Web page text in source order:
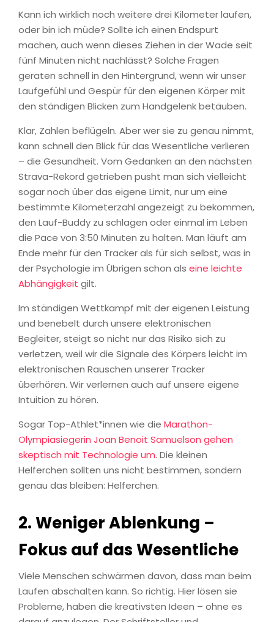
Kann ich wirklich noch weitere drei Kilometer laufen,
oder bin ich müde? Sollte ich einen Endspurt
machen, auch wenn dieses Ziehen in der Wade seit
fünf Minuten nicht nachlässt? Solche Fragen
geraten schnell in den Hintergrund, wenn wir unser
Laufgefühl und Gespür für den eigenen Körper mit
den ständigen Blicken zum Handgelenk betäuben.
Klar, Zahlen beflügeln. Aber wer sie zu genau nimmt,
kann schnell den Blick für das Wesentliche verlieren
– die Gesundheit. Vom Gedanken an den nächsten
Strava-Rekord getrieben pusht man sich vielleicht
sogar noch über das eigene Limit, nur um eine
bestimmte Kilometerzahl angezeigt zu bekommen,
den Lauf-Buddy zu schlagen oder einmal im Leben
die Pace von 3:50 Minuten zu halten. Man läuft am
Ende mehr für den Tracker als für sich selbst, was in
der Psychologie im Übrigen schon als eine leichte
Abhängigkeit gilt.
Im ständigen Wettkampf mit der eigenen Leistung
und benebelt durch unsere elektronischen
Begleiter, steigt so nicht nur das Risiko sich zu
verletzen, weil wir die Signale des Körpers leicht im
elektronischen Rauschen unserer Tracker
überhören. Wir verlernen auch auf unsere eigene
Intuition zu hören.
Sogar Top-Athlet*innen wie die Marathon-
Olympiasiegerin Joan Benoit Samuelson gehen
skeptisch mit Technologie um. Die kleinen
Helferchen sollten uns nicht bestimmen, sondern
genau das bleiben: Helferchen.
2.Weniger Ablenkung –
Fokus auf das Wesentliche
Viele Menschen schwärmen davon, dass man beim
Laufen abschalten kann. So richtig. Hier lösen sie
Probleme, haben die kreativsten Ideen – ohne es